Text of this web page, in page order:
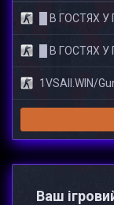
█ В ГОСТЯХ У
█ В ГОСТЯХ У
1VSAll.WIN/
Ваш